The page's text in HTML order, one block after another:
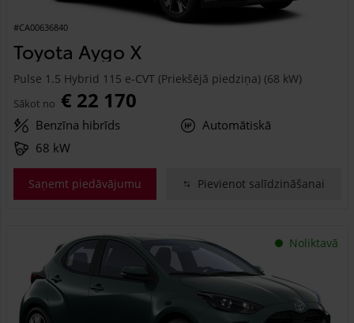
#CA00636840
Toyota Aygo X
Pulse 1.5 Hybrid 115 e-CVT (Priekšējā piedziņa) (68 kW)
Sākot no € 22 170
Benzīna hibrīds
Automātiskā
68 kW
Saņemt piedāvājumu Pievienot salīdzināšanai
Noliktavā